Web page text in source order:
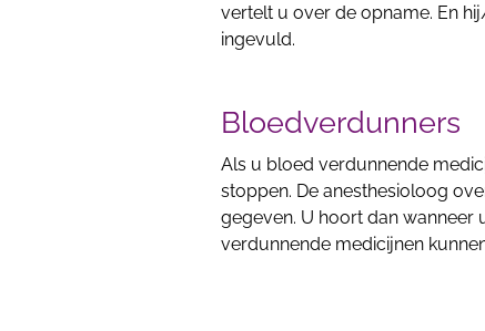
vertelt u over de opname. En
ingevuld.
Bloedverdunners
Als u bloed verdunnende
stoppen. De anesthesioloog
gegeven. U hoort dan
verdunnende medicijnen